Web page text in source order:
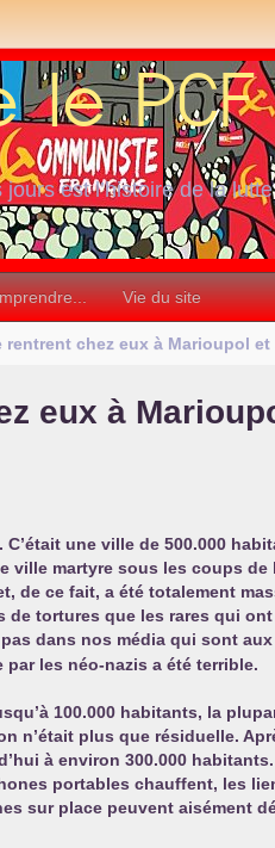
est l’histoire de la
Vie du site
chez eux à Marioupol
eux à
une ville de 500.000
ville martyre sous les coups de
de ce fait, a été totalement
tortures que les rares qui
dans nos média qui sont
les néo-nazis a été terrible.
100.000 habitants, la
n’était plus que résiduelle.
à environ 300.000
portables chauffent, les
sur place peuvent aisément